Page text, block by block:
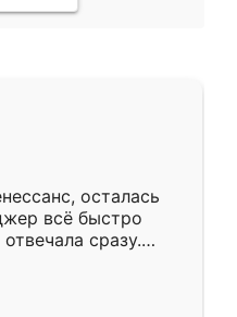
осталась
всё быстро
сразу.
подошёл к
Собрали
аккуратно, даже